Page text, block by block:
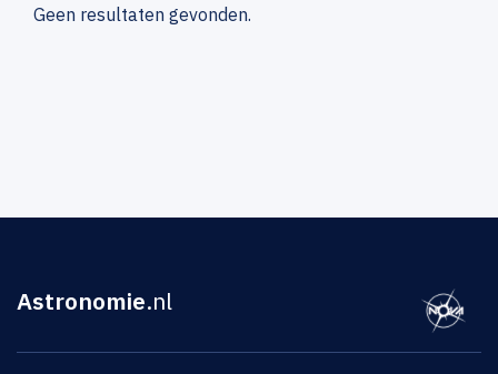
Geen resultaten gevonden.
Astronomie.nl